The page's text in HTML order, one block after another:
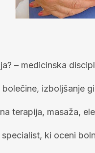
– medicinska
bolečine, izboljšanje
terapija, masaža,
ki oceni